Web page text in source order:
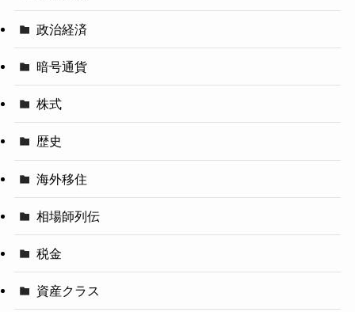
政治経済
暗号通貨
株式
歴史
海外移住
相場師列伝
税金
資産クラス